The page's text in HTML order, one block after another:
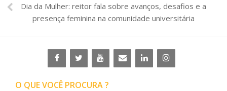
Dia da Mulher: reitor fala sobre avanços, desafios e a
presença feminina na comunidade universitária
O QUE VOCÊ PROCURA ?